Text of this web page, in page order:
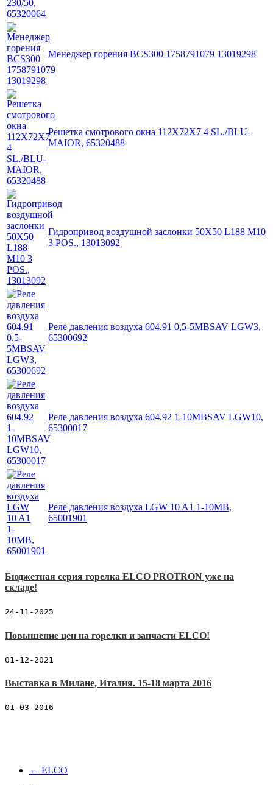
Менеджер горения BCS300 1758791079 13019298
Решетка смотрового окна 112X72X7 4 SL./BLU-
MAIOR, 65320488
Гидропривод воздушной заслонки 50X50 L188 M10
3 POS., 13013092
Реле давления воздуха 604.91 0,5-5MBSAV LGW3,
65300692
Реле давления воздуха 604.92 1-10MBSAV LGW10,
65300017
Реле давления воздуха LGW 10 A1 1-10MB,
65001901
Бюджетная серия горелка ELCO PROTRON уже на
складе!
24-11-2025
Повышение цен на горелки и запчасти ELCO!
01-12-2021
Выставка в Милане, Италия. 15-18 марта 2016
01-03-2016
← ELCO